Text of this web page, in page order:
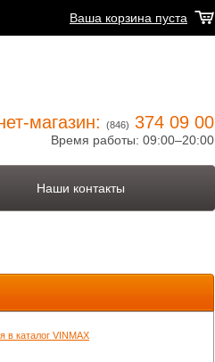
Ваша корзина пуста
магазин: (846) 374 09 00
Время работы: 09:00–20:00
Наши контакты
в каталог VINMAX